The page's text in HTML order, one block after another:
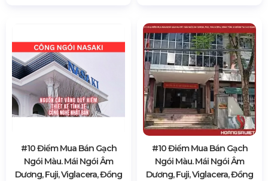
#10 Điểm Mua Bán Gạch
Ngói Màu. Mái Ngói Âm
Dương, Fuji, Viglacera, Đồng
#10 Điểm Mua Bán Gạch
Ngói Màu. Mái Ngói Âm
Dương, Fuji, Viglacera, Đồng